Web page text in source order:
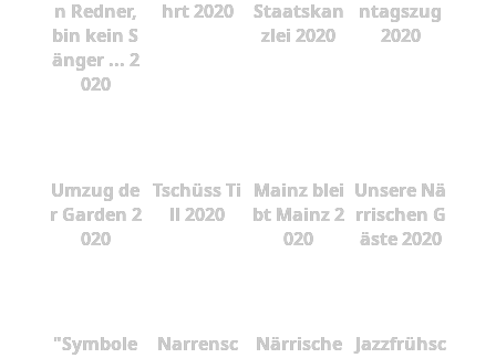
n Redner,
bin kein S
änger ... 2
020
hrt 2020
Staatskan
zlei 2020
ntagszug
2020
Umzug de
r Garden 2
020
Tschüss Ti
ll 2020
Mainz blei
bt Mainz 2
020
Unsere Nä
rrischen G
äste 2020
"Symbole
Narrensc
Närrische Jazzfrühsc